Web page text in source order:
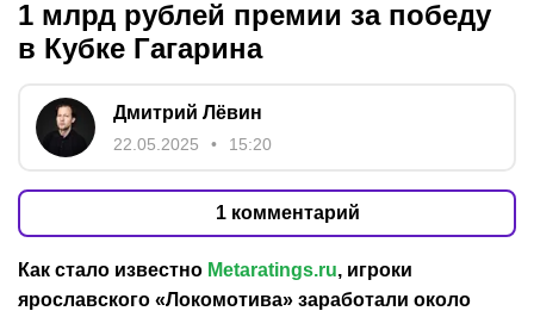
1 млрд рублей премии за победу
в Кубке Гагарина
Дмитрий Лёвин
22.05.2025 15:20
1 комментарий
Как стало известно Metaratings.ru, игроки
ярославского «Локомотива» заработали около